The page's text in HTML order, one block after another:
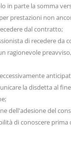
in parte la somma
prestazioni non
dal contratto;
di recedere da
ragionevole
la disdetta al
dell'adesione del
di conoscere prima